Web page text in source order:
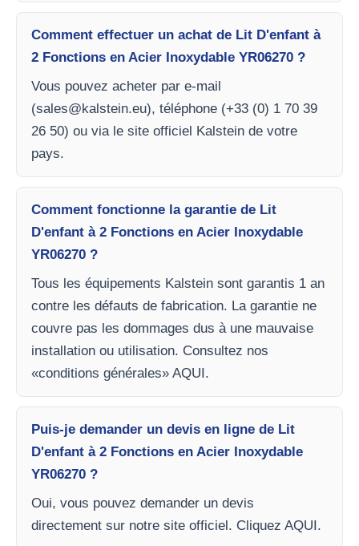
Comment effectuer un achat de Lit D'enfant à
2 Fonctions en Acier Inoxydable YR06270 ?
Vous pouvez acheter par e-mail
(sales@kalstein.eu), téléphone (+33 (0) 1 70 39
26 50) ou via le site officiel Kalstein de votre
pays.
Comment fonctionne la garantie de Lit
D'enfant à 2 Fonctions en Acier Inoxydable
YR06270 ?
Tous les équipements Kalstein sont garantis 1 an
contre les défauts de fabrication. La garantie ne
couvre pas les dommages dus à une mauvaise
installation ou utilisation. Consultez nos
«conditions générales» AQUI.
Puis-je demander un devis en ligne de Lit
D'enfant à 2 Fonctions en Acier Inoxydable
YR06270 ?
Oui, vous pouvez demander un devis
directement sur notre site officiel. Cliquez AQUI.